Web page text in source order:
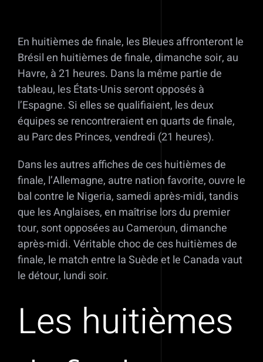
En huitièmes de finale, les Bleues affronteront le
Brésil en huitièmes de finale, dimanche soir, au
Havre, à 21 heures. Dans la même partie de
tableau, les États-Unis seront opposés à
l’Espagne. Si elles se qualifiaient, les deux
équipes se rencontreraient en quarts de finale,
au Parc des Princes, vendredi (21 heures).
Dans les autres affiches de ces huitièmes de
finale, l’Allemagne, autre nation favorite, ouvre le
bal contre le Nigeria, samedi après-midi, tandis
que les Anglaises, en maîtrise lors du premier
tour, sont opposées au Cameroun, dimanche
après-midi. Véritable choc de ces huitièmes de
finale, le match entre la Suède et le Canada vaut
le détour, lundi soir.
Les huitièmes